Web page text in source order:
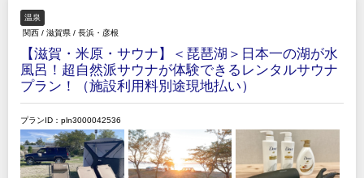
温泉
関西 / 滋賀県 / 長浜・彦根
【滋賀・米原・サウナ】＜琵琶湖＞日本一の湖が水
風呂！超自然派サウナが体験できるレンタルサウナ
プラン！（施設利用料別途現地払い）
プランID：pln3000042536